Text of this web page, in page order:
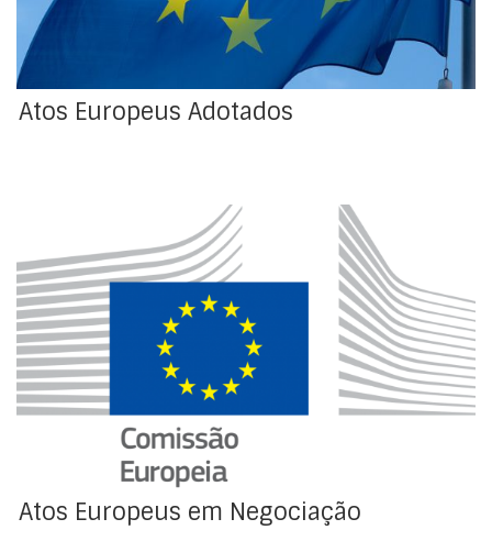
Trabalho em 11 de junho de 2014
Atos Europeus Adotados
Preparação e apoio à intervenção técnica nacional na
adoção de instrumentos normativos europeus, que
pode incluir a participação em grupos técnicos.
Proposta de Diretiva do Parlamento Europeu e do
Conselho, que altera a Diretiva 2004/37/CE no que diz
respeito à adição de substâncias e à fixação de
valores-limite nos seus […]
Atos Europeus em Negociação